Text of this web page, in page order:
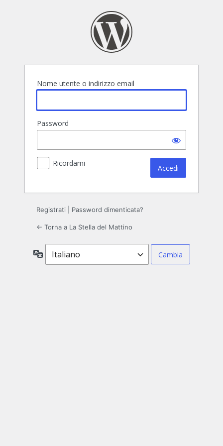
Nome utente o indirizzo email
Password
Ricordami
Registrati Password dimenticata?
← Torna a La Stella del Mattino
Lingua